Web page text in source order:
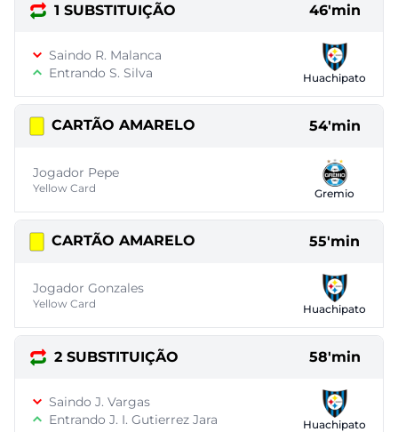
1 SUBSTITUIÇÃO 46'min
Saindo R. Malanca
Entrando S. Silva
Huachipato
CARTÃO AMARELO 54'min
Jogador Pepe
Yellow Card Gremio
CARTÃO AMARELO 55'min
Jogador Gonzales
Yellow Card Huachipato
2 SUBSTITUIÇÃO 58'min
Saindo J. Vargas
Entrando J. I. Gutierrez Jara
Huachipato